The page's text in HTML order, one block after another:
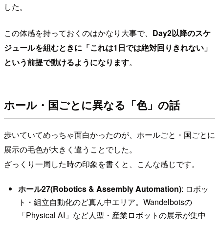
した。
この体感を持っておくのはかなり大事で、 Day2以降のスケ
ジュールを組むときに「これは1日では絶対回りきれない」
という前提で動けるようになります。
ホール・国ごとに異なる「色」の話
歩いていてめっちゃ面白かったのが、ホールごと・国ごとに
展示の毛色が大きく違うことでした。
ざっくり一周した時の印象を書くと、こんな感じです。
ホール27(Robotics & Assembly Automation): ロボッ
ト・組立自動化のど真ん中エリア。Wandelbotsの
「Physical AI」など人型・産業ロボットの展示が集中